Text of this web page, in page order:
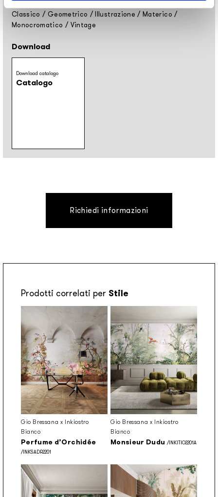
Classico / Geometrico /Illustrazione /Materico /
Monocromatico / Vintage
Download
Download catalogo
Catalogo
Richiedi informazioni
Prodotti correlati per Stile
Gio Bressana x Inkiostro
Bianco
Perfume d’Orchidée
/INKSADR2201
Gio Bressana x Inkiostro
Bianco
Monsieur Dudu /INKITIO2201A